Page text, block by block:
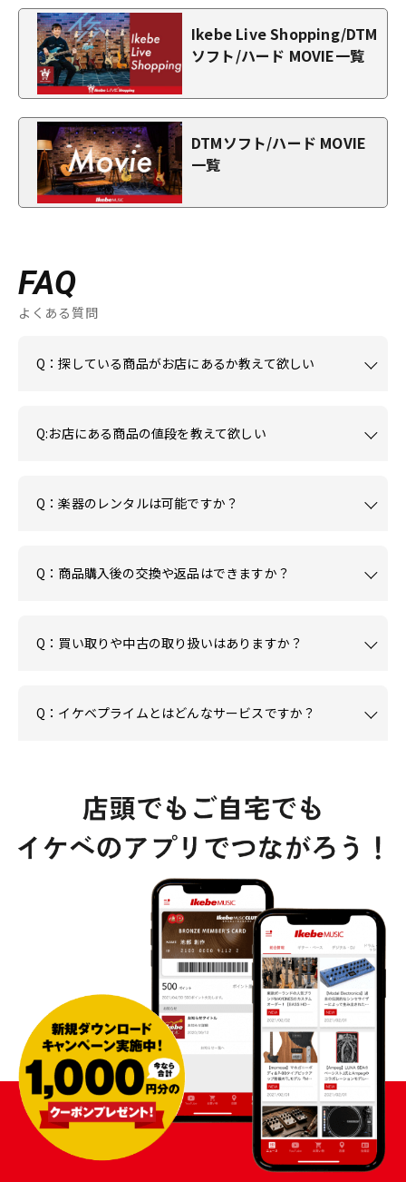
Ikebe Live Shopping/DTM
ソフト/ハード MOVIE一覧
DTMソフト/ハード MOVIE
一覧
FAQ
よくある質問
Q：探している商品がお店にあるか教えて欲しい
Q:お店にある商品の値段を教えて欲しい
Q：楽器のレンタルは可能ですか？
Q：商品購入後の交換や返品はできますか？
Q：買い取りや中古の取り扱いはありますか？
Q：イケベプライムとはどんなサービスですか？